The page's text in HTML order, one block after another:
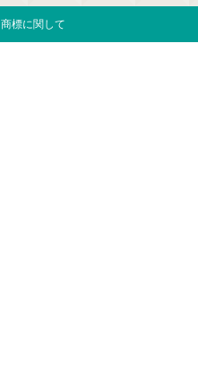
商標に関して